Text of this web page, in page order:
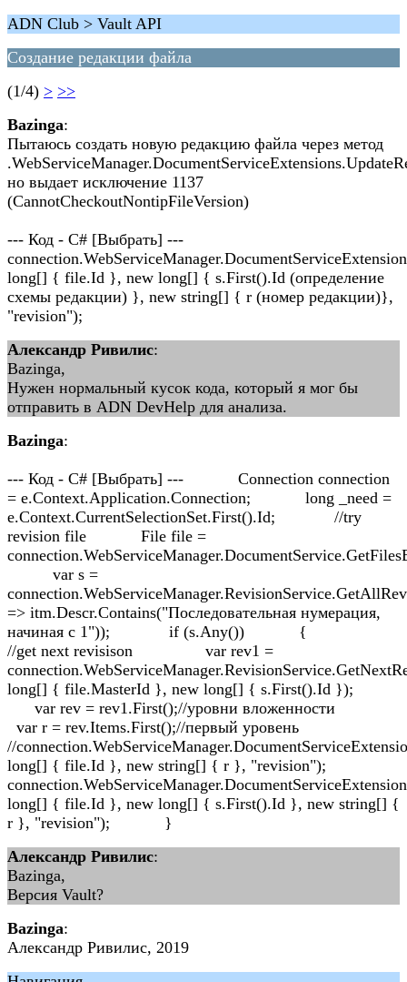
ADN Club > Vault API
Создание редакции файла
(1/4) > >>
Bazinga:
Пытаюсь создать новую редакцию файла через метод
но выдает исключение 1137
(CannotCheckoutNontipFileVersion)
--- Код - C# [Выбрать] ---
long[] { file.Id }, new long[] { s.First().Id (определение
схемы редакции) }, new string[] { r (номер редакции)},
"revision");
Александр Ривилис:
Bazinga,
Нужен нормальный кусок кода, который я мог бы
отправить в ADN DevHelp для анализа.
Bazinga:
--- Код - C# [Выбрать] --- Connection connection
= e.Context.Application.Connection; long _need =
e.Context.CurrentSelectionSet.First().Id; //try
revision file File file =
var s =
=> itm.Descr.Contains("Последовательная нумерация,
начиная с 1")); if (s.Any()) {
//get next revisison var rev1 =
long[] { file.MasterId }, new long[] { s.First().Id });
var rev = rev1.First();//уровни вложенности
var r = rev.Items.First();//первый уровень
//
long[] { file.Id }, new string[] { r }, "revision");
long[] { file.Id }, new long[] { s.First().Id }, new string[] {
r }, "revision"); }
Александр Ривилис:
Bazinga,
Версия Vault?
Bazinga:
Александр Ривилис, 2019